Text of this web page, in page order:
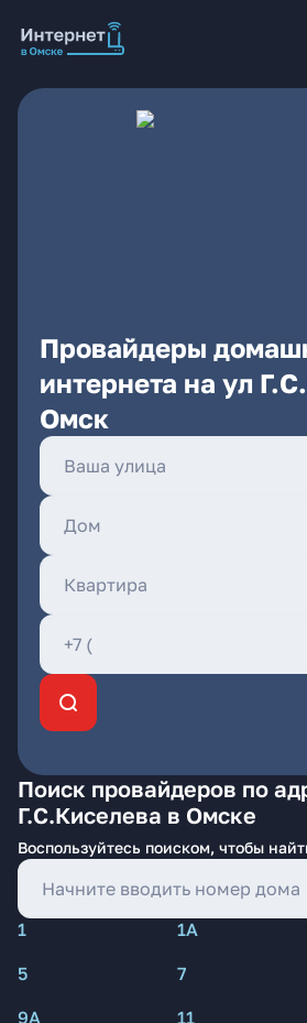
Провайдеры
интернета на ул
Омск
Поиск провайдеров по
Г.С.Киселева в Омске
Воспользуйтесь поиском, чтобы
1 1А
5
7
9А
11